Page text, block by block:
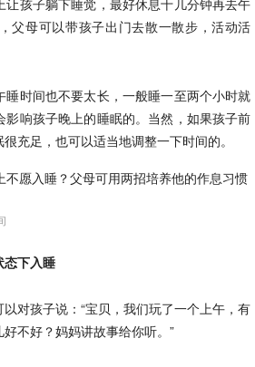
孩子躺下睡觉，最好休息十几分钟再去午
父母可以带孩子出门去散一散步，活动活
睡时间也不要太长，一般睡一至两个小时就
响孩子晚上的睡眠的。当然，如果孩子前
充足，也可以适当地调整一下时间的。
态下入睡
对孩子说：“宝贝，我们玩了一个上午，有
不好？妈妈讲故事给你听。”